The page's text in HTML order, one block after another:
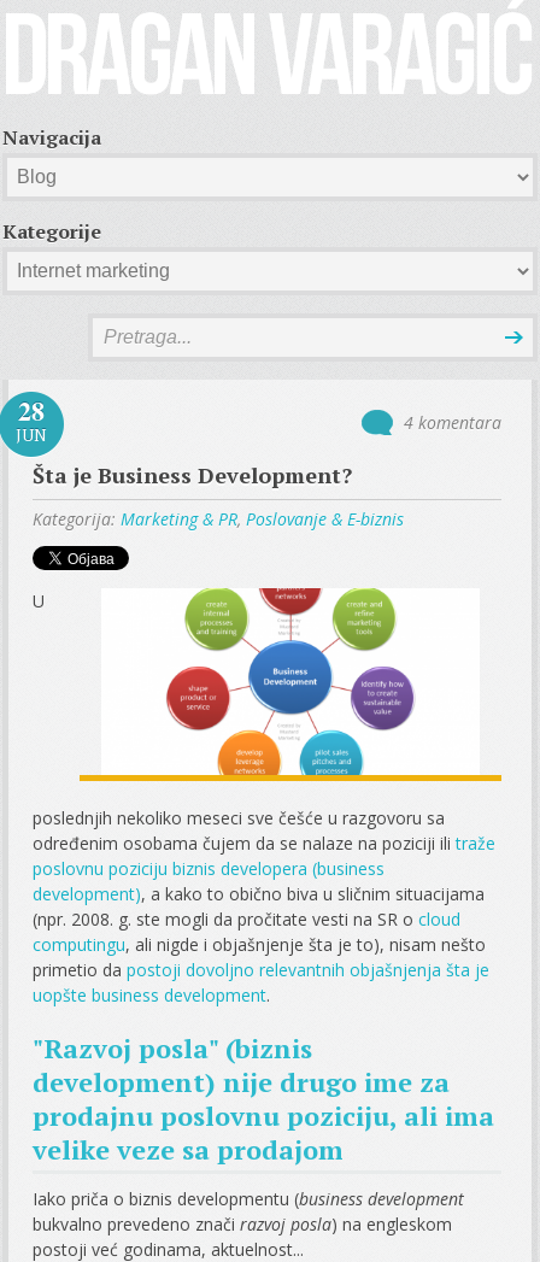
Navigacija
Kategorije
28
JUN
4 komentara
Šta je Business Development?
Kategorija:Marketing & PR,Poslovanje & E-biznis
U
poslednjih nekoliko meseci sve češće u razgovoru sa
određenim osobama čujem da se nalaze na poziciji ilitraže
poslovnu poziciju biznis developera (business
development), a kako to obično biva u sličnim situacijama
(npr. 2008. g. ste mogli da pročitate vesti na SR ocloud
computingu, ali nigde i objašnjenje šta je to), nisam nešto
primetio dapostoji dovoljno relevantnih objašnjenja šta je
uopšte business development.
"Razvoj posla" (biznis
development) nije drugo ime za
prodajnu poslovnu poziciju, ali ima
velike veze sa prodajom
Iako priča o biznis developmentu (business development
bukvalno prevedeno značirazvoj posla) na engleskom
postoji već godinama, aktuelnost...